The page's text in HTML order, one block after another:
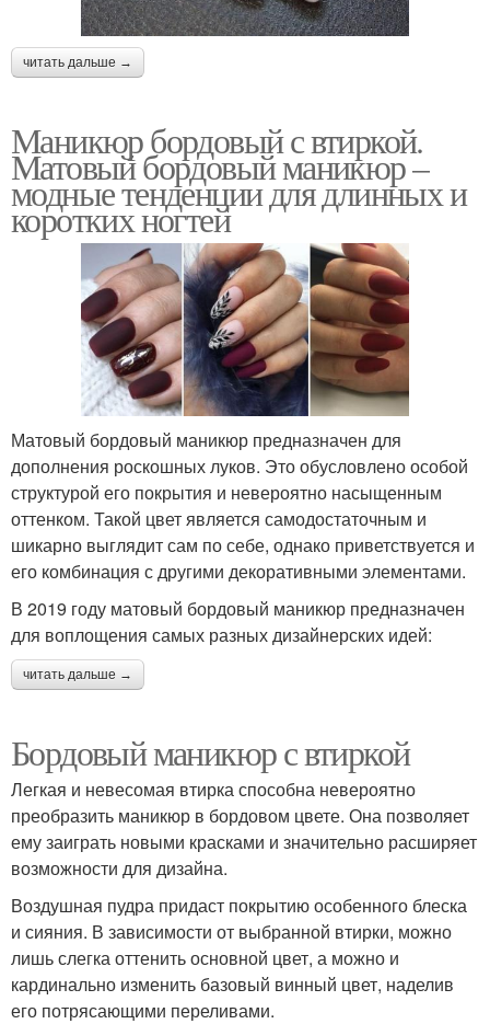
читать дальше →
Маникюр бордовый с втиркой.
Матовый бордовый маникюр –
модные тенденции для длинных и
коротких ногтей
Матовый бордовый маникюр предназначен для
дополнения роскошных луков. Это обусловлено особой
структурой его покрытия и невероятно насыщенным
оттенком. Такой цвет является самодостаточным и
шикарно выглядит сам по себе, однако приветствуется и
его комбинация с другими декоративными элементами.
В 2019 году матовый бордовый маникюр предназначен
для воплощения самых разных дизайнерских идей:
читать дальше →
Бордовый маникюр с втиркой
Легкая и невесомая втирка способна невероятно
преобразить маникюр в бордовом цвете. Она позволяет
ему заиграть новыми красками и значительно расширяет
возможности для дизайна.
Воздушная пудра придаст покрытию особенного блеска
и сияния. В зависимости от выбранной втирки, можно
лишь слегка оттенить основной цвет, а можно и
кардинально изменить базовый винный цвет, наделив
его потрясающими переливами.